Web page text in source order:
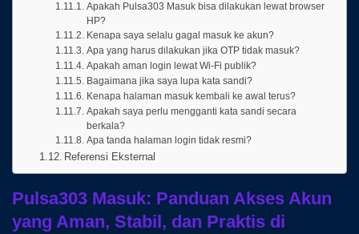
Apakah Pulsa303 Masuk bisa dilakukan lewat browser
HP?
Kenapa saya selalu gagal masuk ke akun?
Apa yang harus dilakukan jika OTP tidak masuk?
Apakah aman login lewat Wi-Fi publik?
Bagaimana jika saya lupa kata sandi?
Kenapa halaman masuk kembali ke awal terus?
Apakah saya perlu mengganti kata sandi secara
berkala?
Apa tanda halaman login tidak resmi?
Referensi Eksternal
Pulsa303 Masuk: Panduan Akses Akun
yang Aman, Stabil, dan Praktis di